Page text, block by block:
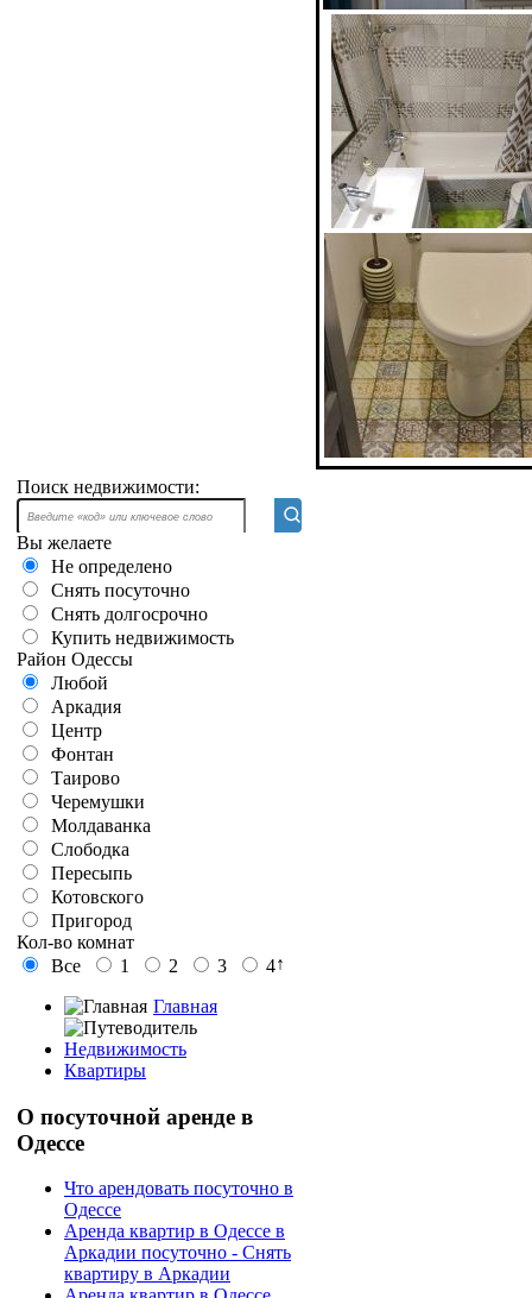
Поиск недвижимости:
Вы желаете
Не определено
Снять посуточно
Снять долгосрочно
Купить недвижимость
Район Одессы
Любой
Аркадия
Центр
Фонтан
Таирово
Черемушки
Молдаванка
Слободка
Пересыпь
Котовского
Пригород
Кол-во комнат
Все
1 2 3 4↑
Главная
Недвижимость
Квартиры
О посуточной аренде в
Одессе
Что арендовать посуточно в
Одессе
Аренда квартир в Одессе в
Аркадии посуточно - Снять
квартиру в Аркадии